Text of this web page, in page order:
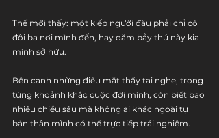
Thế mới thấy: một kiếp người đâu phải chỉ có
đôi ba nơi mình đến, hay dăm bảy thứ này kia
mình sở hữu.
Bên cạnh những điều mắt thấy tai nghe, trong
từng khoảnh khắc cuộc đời mình, còn biết bao
nhiêu chiều sâu mà không ai khác ngoài tự
bản thân mình có thể trực tiếp trải nghiệm.